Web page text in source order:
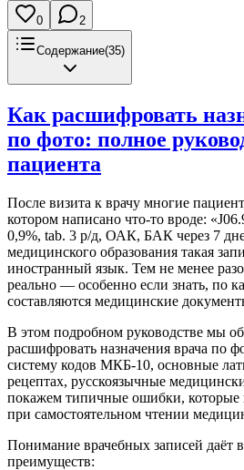
0 2
Содержание(35)
Как расшифровать
по фото: полное
пациента
После визита к врачу многие
котором написано что-то вроде:
0,9%, tab. 3 р/д, ОАК, БАК через 7
медицинского образования такая
иностранный язык. Тем не менее
реально — особенно если знать, по
составляются медицинские
В этом подробном руководстве мы
расшифровать назначения врача по
систему кодов МКБ-10, основные
рецептах, русскоязычные
покажем типичные ошибки, которые
при самостоятельном чтении
Понимание врачебных записей даёт
преимуществ: